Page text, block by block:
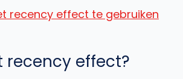
recency effect te gebruiken
recency effect?